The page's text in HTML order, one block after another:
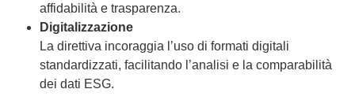
affidabilità e trasparenza.
Digitalizzazione
La direttiva incoraggia l’uso di formati digitali
standardizzati, facilitando l’analisi e la comparabilità
dei dati ESG.